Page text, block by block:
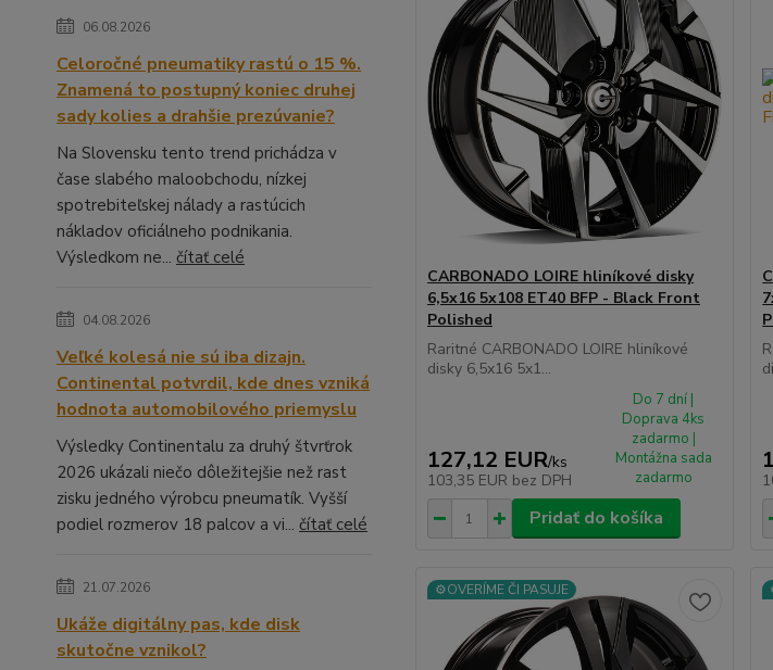
06.08.2026
Celoročné pneumatiky rastú o 15 %.
Znamená to postupný koniec druhej
sady kolies a drahšie prezúvanie?
Na Slovensku tento trend prichádza v
čase slabého maloobchodu, nízkej
spotrebiteľskej nálady a rastúcich
nákladov oficiálneho podnikania.
Výsledkom ne... čítať celé
04.08.2026
Veľké kolesá nie sú iba dizajn.
Continental potvrdil, kde dnes vzniká
hodnota automobilového priemyslu
Výsledky Continentalu za druhý štvrťrok
2026 ukázali niečo dôležitejšie než rast
zisku jedného výrobcu pneumatík. Vyšší
podiel rozmerov 18 palcov a vi... čítať celé
21.07.2026
Ukáže digitálny pas, kde disk
skutočne vznikol?
CARBONADO LOIRE hliníkové disky
6,5x16 5x108 ET40 BFP - Black Front
Polished
Raritné CARBONADO LOIRE hliníkové
disky 6,5x16 5x1...
127,12 EUR/ks
103,35 EUR bez DPH
Do 7 dní |
Doprava 4ks
zadarmo |
Montážna sada
zadarmo
Pridať do košíka
⚙️OVERÍME ČI PASUJE